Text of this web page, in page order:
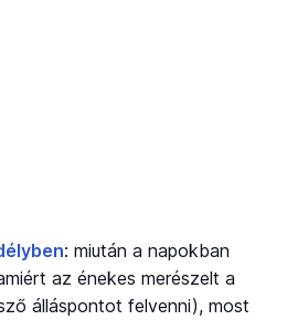
: miután a napokban
az énekes merészelt a
álláspontot felvenni), most